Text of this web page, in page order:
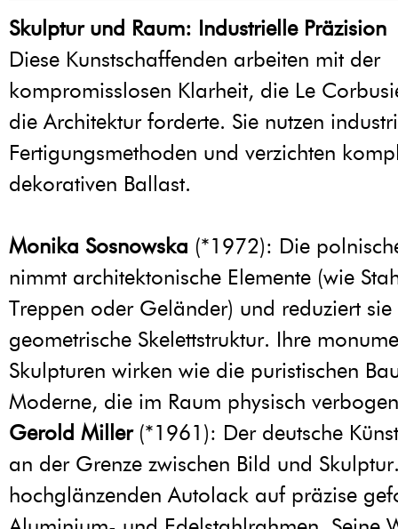
Skulptur und Raum: Industrielle Präzision
Diese Kunstschaffenden arbeiten mit der
kompromisslosen Klarheit, die Le
die Architektur forderte. Sie nutzen
Fertigungsmethoden und verzichten
dekorativen Ballast.
Monika Sosnowska (*1972): Die
nimmt architektonische Elemente (wie
Treppen oder Geländer) und reduziert
geometrische Skelettstruktur. Ihre
Skulpturen wirken wie die puristischen
Moderne, die im Raum physisch
Gerold Miller(*1961): Der deutsche
an der Grenze zwischen Bild und
hochglänzenden Autolack auf präzise